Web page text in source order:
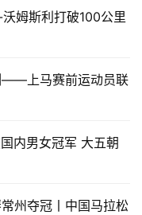
姆斯利打破100公里
——上马赛前运动员联
内男女冠军 大五朝
州夺冠丨中国马拉松